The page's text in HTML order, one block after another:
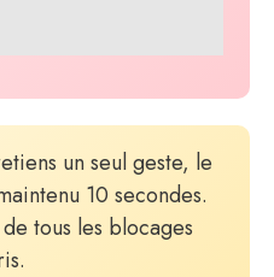
un seul geste, le
10 secondes.
tous les blocages